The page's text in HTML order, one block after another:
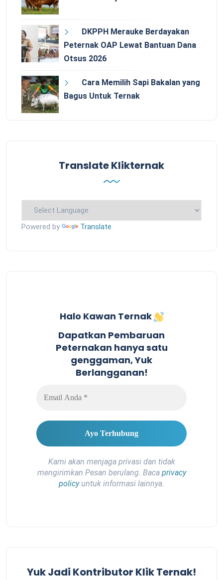
DKPPH Merauke Berdayakan
Peternak OAP Lewat Bantuan Dana
Otsus 2026
Cara Memilih Sapi Bakalan yang
Bagus Untuk Ternak
Translate Klikternak
Powered by Translate
Halo Kawan Ternak
Dapatkan Pembaruan
Peternakan hanya satu
genggaman, Yuk
Berlangganan!
Kami akan menjaga privasi dan tidak
mengirimkan Pesan berulang. Baca privacy
policyuntuk informasi lainnya.
Yuk Jadi Kontributor Klik Ternak!